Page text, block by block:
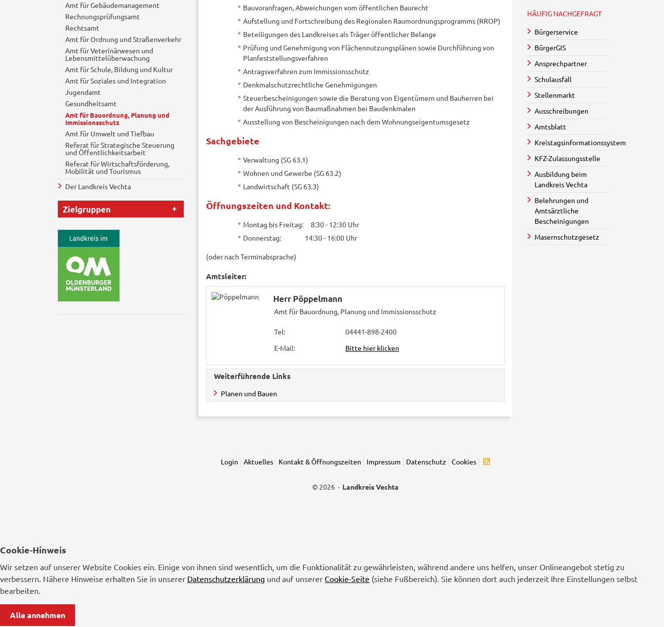
Amt für Gebäudemanagement
Rechnungsprüfungsamt
Rechtsamt
Amt für Ordnung und Straßenverkehr
Amt für Veterinärwesen und
Lebensmittelüberwachung
Amt für Schule, Bildung und Kultur
Amt für Soziales und Integration
Jugendamt
Gesundheitsamt
Amt für Bauordnung, Planung und
Immissionsschutz
Amt für Umwelt und Tiefbau
Referat für Strategische Steuerung
und Öffentlichkeitsarbeit
Referat für Wirtschaftsförderung,
Mobilität und Tourismus
Der Landkreis Vechta
Zielgruppen
Bauvoranfragen, Abweichungen vom öffentlichen Baurecht
Aufstellung und Fortschreibung des Regionalen Raumordnungsprogramms (RROP)
Beteiligungen des Landkreises als Träger öffentlicher Belange
Prüfung und Genehmigung von Flächennutzungsplänen sowie Durchführung von
Planfeststellungsverfahren
Antragsverfahren zum Immissionsschutz
Denkmalschutzrechtliche Genehmigungen
Steuerbescheinigungen sowie die Beratung von Eigentümern und Bauherren bei
der Ausführung von Baumaßnahmen bei Baudenkmalen
Ausstellung von Bescheinigungen nach dem Wohnungseigentumsgesetz
Sachgebiete
Verwaltung (SG 63.1)
Wohnen und Gewerbe (SG 63.2)
Landwirtschaft (SG 63.3)
Öffnungszeiten und Kontakt:
Montag bis Freitag: 8:30 - 12:30 Uhr
Donnerstag: 14:30 - 16:00 Uhr
(oder nach Terminabsprache)
Amtsleiter:
Herr Pöppelmann
Amt für Bauordnung, Planung und Immissionsschutz
Tel:
04441-898-2400
E-Mail:
Bitte hier klicken
Weiterführende Links
Planen und Bauen
HÄUFIG NACHGEFRAGT
Bürgerservice
BürgerGIS
Ansprechpartner
Schulausfall
Stellenmarkt
Ausschreibungen
Amtsblatt
Kreistagsinformationssystem
KFZ-Zulassungsstelle
Ausbildung beim
Landkreis Vechta
Belehrungen und
Amtsärztliche
Bescheinigungen
Masernschutzgesetz
Login Aktuelles Kontakt & Öffnungszeiten Impressum Datenschutz Cookies
© 2026 · Landkreis Vechta
Cookie-Hinweis
Wir setzen auf unserer Website Cookies ein. Einige von ihnen sind wesentlich, um die Funktionalität zu gewährleisten, während andere uns helfen, unser Onlineangebot stetig zu
verbessern. Nähere Hinweise erhalten Sie in unserer Datenschutzerklärung und auf unserer Cookie-Seite (siehe Fußbereich). Sie können dort auch jederzeit Ihre Einstellungen selbst
bearbeiten.
Alle annehmen